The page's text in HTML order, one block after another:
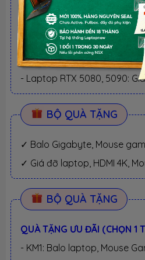
BACK TO SCHOOL 2026.
-
- Laptop Business. Giảm TM
- Laptop RTX 5080, 5090:
BỘ QUÀ TẶNG
✓ Balo Gigabyte, Mouse
✓ Giá đỡ laptop, HDMI 4K,
BỘ QUÀ TẶNG
QUÀ TẶNG ƯU ĐÃI (CHỌN 1
- KM1: Balo laptop, Mouse